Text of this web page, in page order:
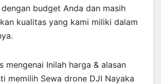
budget Anda dan masih
kualitas yang kami miliki dalam
mengenai Inilah harga & alasan
memilih Sewa drone DJI Nayaka